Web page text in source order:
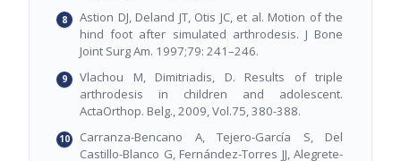
Astion DJ, Deland JT, Otis JC, et al. Motion of the
hind foot after simulated arthrodesis. J Bone
Joint Surg Am. 1997;79: 241–246.
Vlachou M, Dimitriadis, D. Results of triple
arthrodesis in children and adolescent.
ActaOrthop. Belg., 2009, Vol.75, 380-388.
Carranza-Bencano A, Tejero-García S, Del
Castillo-Blanco G, Fernández-Torres JJ, Alegrete-